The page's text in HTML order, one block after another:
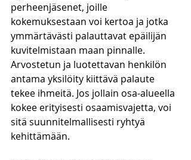
perheenjäsenet, joille
kokemuksestaan voi kertoa ja jotka
ymmärtävästi palauttavat epäilijän
kuvitelmistaan maan pinnalle.
Arvostetun ja luotettavan henkilön
antama yksilöity kiittävä palaute
tekee ihmeitä. Jos jollain osa-alueella
kokee erityisesti osaamisvajetta, voi
sitä suunnitelmallisesti ryhtyä
kehittämään.